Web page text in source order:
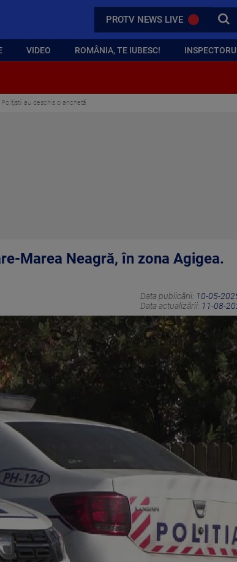
PROTV NEWS LIVE
VIDEO ROMÂNIA, TE IUBESC!
au deschis o anchetă
Marea Neagră, în zona Agigea.
Data publicării: 10-05-
Data actualizării: 11-08-